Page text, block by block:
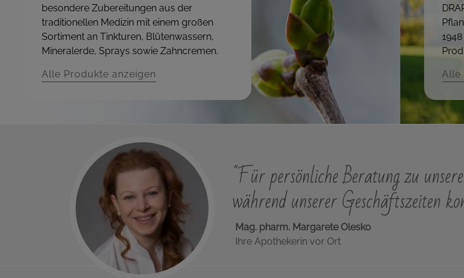
besondere Zubereitungen aus der
traditionellen Medizin mit einem großen
Sortiment an Tinkturen, Blütenwassern,
Mineralerde, Sprays sowie Zahncremen.
Alle Produkte anzeigen Alle
"Für persönliche Beratung zu
während unserer Geschäftszeiten
Mag. pharm. Margarete Olesko
Ihre Apothekerin vor Ort